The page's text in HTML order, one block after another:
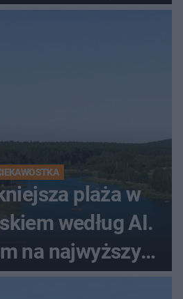
plaża w
według AI.
na najwyższy